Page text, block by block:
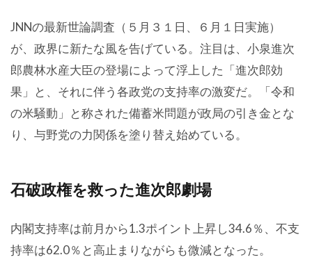
JNNの最新世論調査（５月３１日、６月１日実施）
が、政界に新たな風を告げている。注目は、小泉進次
郎農林水産大臣の登場によって浮上した「進次郎効
果」と、それに伴う各政党の支持率の激変だ。「令和
の米騒動」と称された備蓄米問題が政局の引き金とな
り、与野党の力関係を塗り替え始めている。
石破政権を救った進次郎劇場
内閣支持率は前月から1.3ポイント上昇し34.6％、不支
持率は62.0％と高止まりながらも微減となった。